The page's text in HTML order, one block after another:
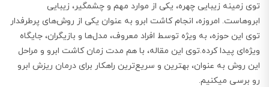
توی زمینه زیبایی چهره، یکی از موارد مهم و چشمگیر، زیبایی
ابروهاست. امروزه، انجام کاشت ابرو به عنوان یکی از روش‌های پرطرفدار
توی این حوزه، به ویژه توسط افراد معروف، مدل‌ها و بازیگران، جایگاه
ویژه‌ای پیدا کرده.توی این مقاله، با هم مدت زمان کاشت ابرو و مراحل
این روش به عنوان، بهترین و سریع‌ترین راهکار برای درمان ریزش ابرو
رو برسی میکنیم.